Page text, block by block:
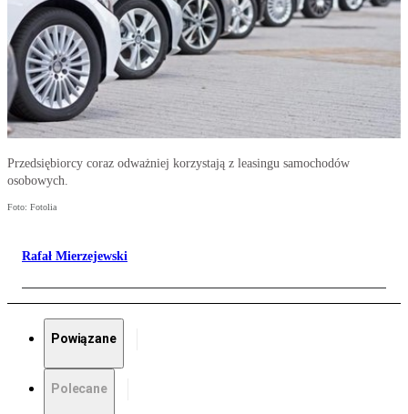
Przedsiębiorcy coraz odważniej korzystają z leasingu samochodów
osobowych.
Foto: Fotolia
Rafał Mierzejewski
Powiązane
Polecane